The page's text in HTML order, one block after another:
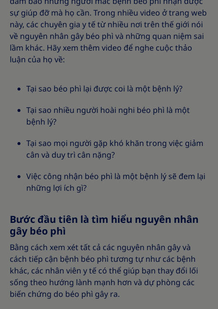
sự giúp đỡ mà họ cần. Trong nhiều video ở trang web
này, các chuyên gia y tế từ nhiều nơi trên thế giới nói
về nguyên nhân gây béo phì và những quan niệm sai
lầm khác. Hãy xem thêm video để nghe cuộc thảo
luận của họ về:
Tại sao béo phì lại được coi là một bệnh lý?
Tại sao nhiều người hoài nghi béo phì là một
bệnh lý?
Tại sao mọi người gặp khó khăn trong việc giảm
cân và duy trì cân nặng?
Việc công nhận béo phì là một bệnh lý sẽ đem lại
những lợi ích gì?
Bước đầu tiên là tìm hiểu nguyên nhân
gây béo phì
Bằng cách xem xét tất cả các nguyên nhân gây và
cách tiếp cận bệnh béo phì tương tự như các bệnh
khác, các nhân viên y tế có thể giúp bạn thay đổi lối
sống theo hướng lành mạnh hơn và dự phòng các
biến chứng do béo phì gây ra.